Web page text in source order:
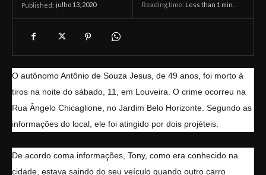
Published: julho 13, 2020 Reading time: Less than 1 min.
O autônomo Antônio de Souza Jesus, de 49 anos, foi morto à
tiros na noite do sábado, 11, em Louveira. O crime ocorreu na
Rua Ângelo Chicaglione, no Jardim Belo Horizonte. Segundo as
informações do local, ele foi atingido por dois projéteis.
De acordo coma informações, Tony, como era conhecido na
cidade, estava saindo do seu veículo quando outro carro